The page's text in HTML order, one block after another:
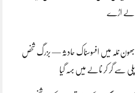
لے اڑے
بھون نلہ میں افسوسناک حادثہ — بزرگ شخص
پلی سے گر کر نالے میں بہہ گیا